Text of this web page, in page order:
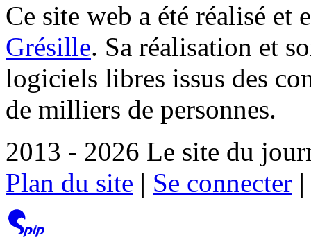
Ce site web a été réalisé et
Grésille. Sa réalisation et
logiciels libres issus des
de milliers de personnes.
2013 - 2026 Le site du
Plan du site | Se connecter |